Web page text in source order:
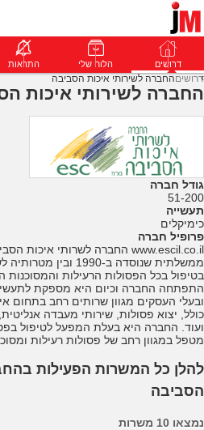
דרושים פרופילים הודעות דרושים הלוח שלי התראות
דרושיםהחברה לשירותי איכות הסביבה
החברה לשירותי איכות
גודל חברה
51-200
תעשייה
כימיקלים
פרופיל חברה
ממשלתית שנוסדה ב-
בטיפול בכל הפסולות הרעילות
התפתחה החברה וכיום היא מספקת
ובעלי העסקים מגוון שרותים רחב בתחום
כולל, יצוא פסולות, שירותי מעבדה
ועוד. החברה היא בעלת המפעל לטיפול
מטפל במגוון רחב של פסולות רעילות
להלן כל המשרות הפעילות
הסביבה
נמצאו 10 משרות